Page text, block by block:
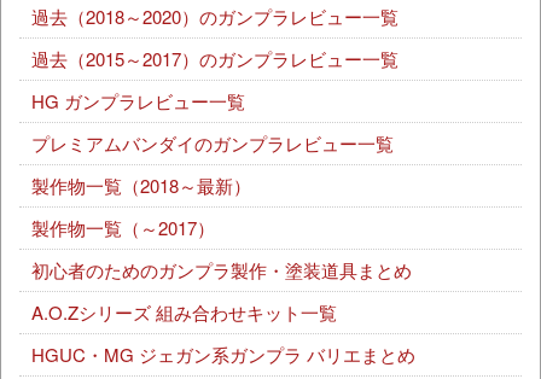
過去（2018～2020）のガンプラレビュー一覧
過去（2015～2017）のガンプラレビュー一覧
HG ガンプラレビュー一覧
プレミアムバンダイのガンプラレビュー一覧
製作物一覧（2018～最新）
製作物一覧（～2017）
初心者のためのガンプラ製作・塗装道具まとめ
A.O.Zシリーズ 組み合わせキット一覧
HGUC・MG ジェガン系ガンプラ バリエまとめ